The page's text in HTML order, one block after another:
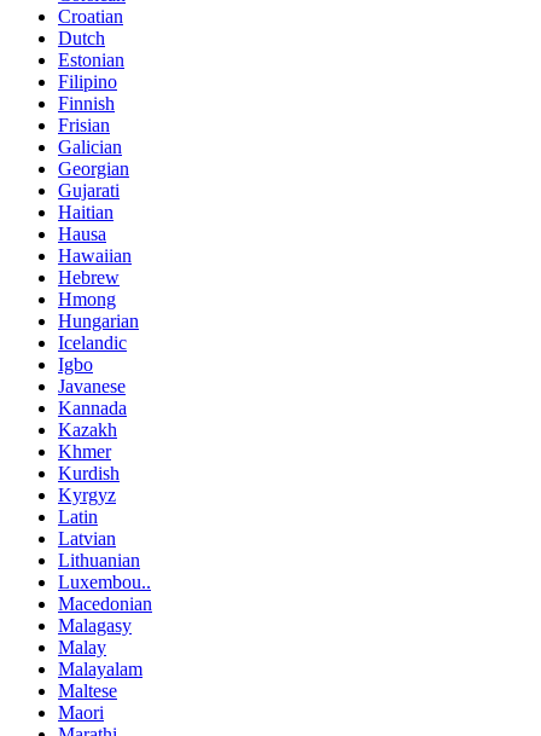
Croatian
Dutch
Estonian
Filipino
Finnish
Frisian
Galician
Georgian
Gujarati
Haitian
Hausa
Hawaiian
Hebrew
Hmong
Hungarian
Icelandic
Igbo
Javanese
Kannada
Kazakh
Khmer
Kurdish
Kyrgyz
Latin
Latvian
Lithuanian
Luxembou..
Macedonian
Malagasy
Malay
Malayalam
Maltese
Maori